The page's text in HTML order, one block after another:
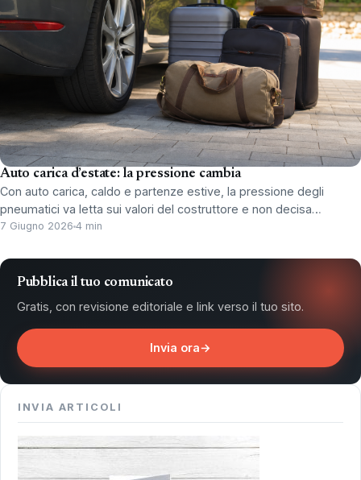
Auto carica d’estate: la pressione cambia
Con auto carica, caldo e partenze estive, la pressione degli
pneumatici va letta sui valori del costruttore e non decisa…
7 Giugno 2026 4 min
Pubblica il tuo comunicato
Gratis, con revisione editoriale e link verso il tuo sito.
Invia ora→
INVIA ARTICOLI